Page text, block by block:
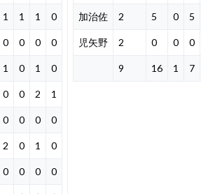
1 1 1 0
0 0 0 0
1 0 1 0
0 0 2 1
0 0 0 0
2 0 1 0
0 0 0 0
加治佐 2 5 0 5
児矢野 2 0 0 0
9 16 1 7